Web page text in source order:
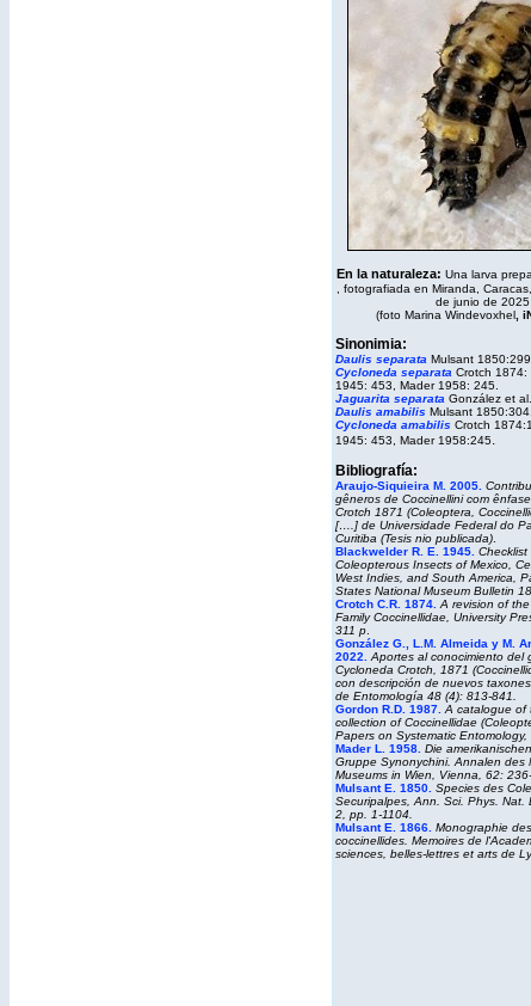
En la naturaleza: Una larva
, fotografiada en Miranda,
de junio de 2025
(foto Marina Windevoxhel,
Sinonimia:
Daulis separata Mulsant
Cycloneda separata Crotch 1874:
1945: 453, Mader 1958: 245.
Jaguarita separata González et
Daulis amabilis Mulsant
Cycloneda amabilis Crotch
1945: 453, Mader 1958:245.
Bibliografía:
Araujo-Siquieira M. 2005.
gêneros de Coccinellini com
Crotch 1871 (Coleoptera,
[….] de Universidade Federal do
Curitiba (Tesis nio publicada).
Blackwelder R. E. 1945. Checklist
Coleopterous Insects of Mexico,
West Indies, and South America,
States National Museum Bulletin
Crotch C.R. 1874. A revision of
Family Coccinellidae, University
311 p.
González G., L.M. Almeida y M.
2022.
Aportes al conocimiento del
Cycloneda Crotch, 1871
con descripción de nuevos taxones.
de Entomología 48(4): 813-841.
Gordon R.D. 1987. A catalogue of
collection of Coccinellidae
Papers on Systematic
Mader L. 1958. Die
Gruppe Synonychini. Annalen des
Museums in Wien, Vienna, 62:
Mulsant E. 1850. Species des
Securipalpes, Ann. Sci. Phys. Nat.
2, pp. 1-1104.
Mulsant E. 1866. Monographie des
coccinellides. Memoires de
sciences, belles-lettres et arts de